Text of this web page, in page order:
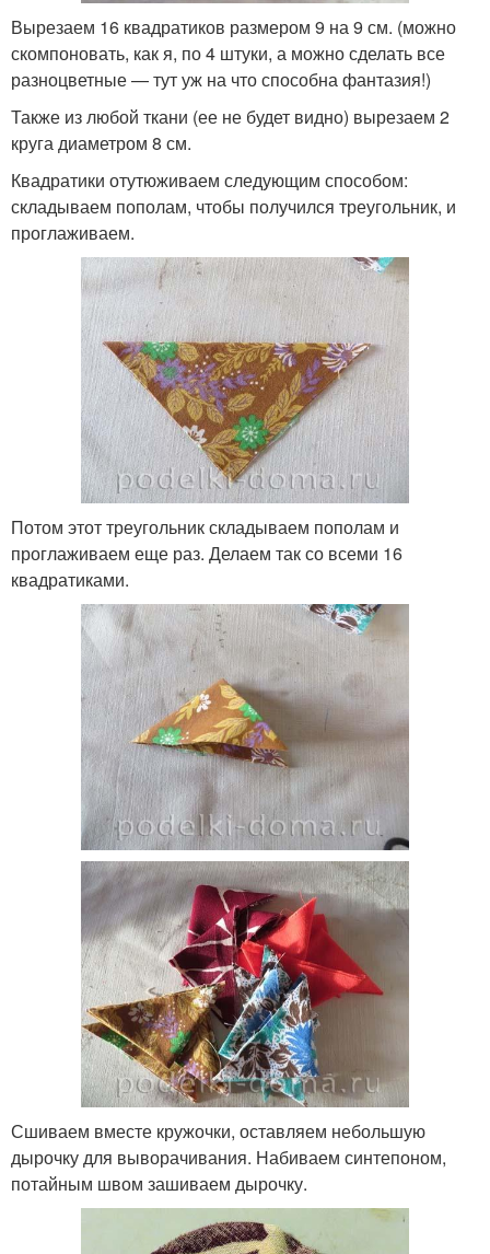
Вырезаем 16 квадратиков размером 9 на 9 см. (можно
скомпоновать, как я, по 4 штуки, а можно сделать все
разноцветные — тут уж на что способна фантазия!)
Также из любой ткани (ее не будет видно) вырезаем 2
круга диаметром 8 см.
Квадратики отутюживаем следующим способом:
складываем пополам, чтобы получился треугольник, и
проглаживаем.
Потом этот треугольник складываем пополам и
проглаживаем еще раз. Делаем так со всеми 16
квадратиками.
Сшиваем вместе кружочки, оставляем небольшую
дырочку для выворачивания. Набиваем синтепоном,
потайным швом зашиваем дырочку.